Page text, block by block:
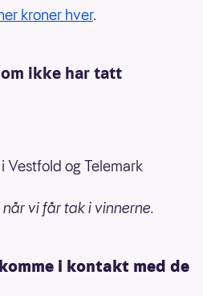
kroner hver.
ikke har tatt
Vestfold og Telemark
vi får tak i vinnerne.
i kontakt med de